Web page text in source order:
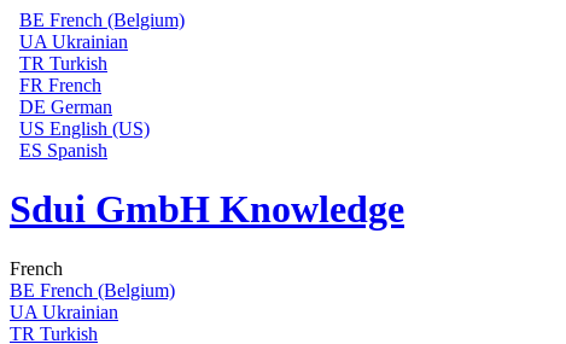
BE French (Belgium)
UA Ukrainian
TR Turkish
FR French
DE German
US English (US)
ES Spanish
Sdui GmbH Knowledge
French
BE French (Belgium)
UA Ukrainian
TR Turkish